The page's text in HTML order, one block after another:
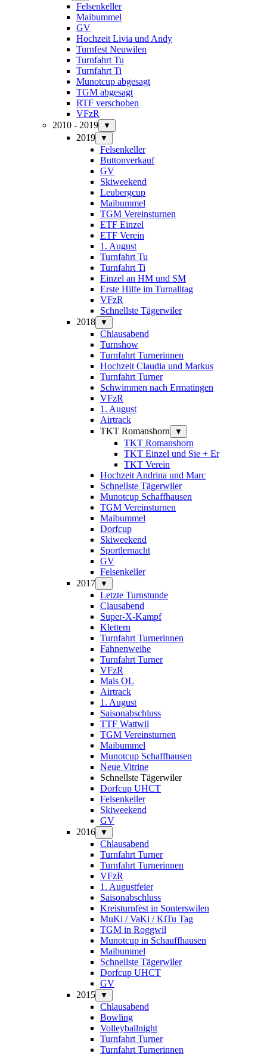
Felsenkeller
Maibummel
GV
Hochzeit Livia und Andy
Turnfest Neuwilen
Turnfahrt Tu
Turnfahrt Ti
Munotcup abgesagt
TGM abgesagt
RTF verschoben
VFzR
2010 - 2019
▼
2019 ▼
Felsenkeller
Buttonverkauf
GV
Skiweekend
Leubergcup
Maibummel
TGM Vereinsturnen
ETF Einzel
ETF Verein
1. August
Turnfahrt Tu
Turnfahrt Ti
Einzel an HM und SM
Erste Hilfe im Turnalltag
VFzR
Schnellste Tägerwiler
2018
▼
Chlausabend
Turnshow
Turnfahrt Turnerinnen
Hochzeit Claudia und Markus
Turnfahrt Turner
Schwimmen nach Ermatingen
VFzR
1. August
Airtrack
TKT Romanshorn
▼
TKT Romanshorn
TKT Einzel und Sie + Er
TKT Verein
Hochzeit Andrina und Marc
Schnellste Tägerwiler
Munotcup Schaffhausen
TGM Vereinsturnen
Maibummel
Dorfcup
Skiweekend
Sportlernacht
GV
Felsenkeller
2017
▼
Letzte Turnstunde
Clausabend
Super-X-Kampf
Klettern
Turnfahrt Turnerinnen
Fahnenweihe
Turnfahrt Turner
VFzR
Mais OL
Airtrack
1. August
Saisonabschluss
TTF Wattwil
TGM Vereinsturnen
Maibummel
Munotcup Schaffhausen
Neue Vitrine
Schnellste Tägerwiler
Dorfcup UHCT
Felsenkeller
Skiweekend
GV
2016
▼
Chlausabend
Turnfahrt Turner
Turnfahrt Turnerinnen
VFzR
1. Augustfeier
Saisonabschluss
Kreisturnfest in Sonterswilen
MuKi / VaKi / KiTu Tag
TGM in Roggwil
Munotcup in Schauffhausen
Maibummel
Schnellste Tägerwiler
Dorfcup UHCT
GV
2015
▼
Chlausabend
Bowling
Volleyballnight
Turnfahrt Turner
Turnfahrt Turnerinnen